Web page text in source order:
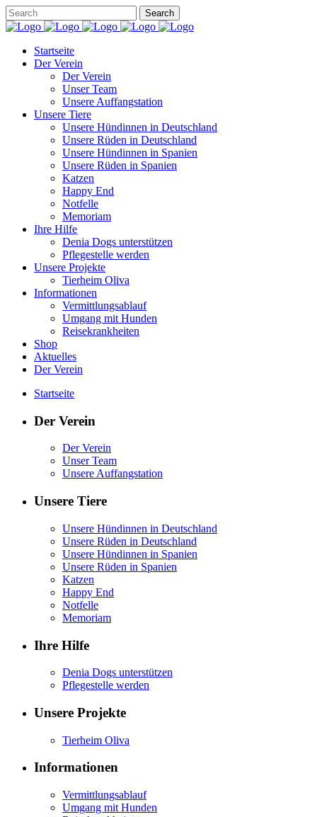
Startseite
Der Verein
Der Verein
Unser Team
Unsere Auffangstation
Unsere Tiere
Unsere Hündinnen in Deutschland
Unsere Rüden in Deutschland
Unsere Hündinnen in Spanien
Unsere Rüden in Spanien
Katzen
Happy End
Notfelle
Memoriam
Ihre Hilfe
Denia Dogs unterstützen
Pflegestelle werden
Unsere Projekte
Tierheim Oliva
Informationen
Vermittlungsablauf
Umgang mit Hunden
Reisekrankheiten
Shop
Aktuelles
Der Verein
Startseite
Der Verein
Der Verein
Unser Team
Unsere Auffangstation
Unsere Tiere
Unsere Hündinnen in Deutschland
Unsere Rüden in Deutschland
Unsere Hündinnen in Spanien
Unsere Rüden in Spanien
Katzen
Happy End
Notfelle
Memoriam
Ihre Hilfe
Denia Dogs unterstützen
Pflegestelle werden
Unsere Projekte
Tierheim Oliva
Informationen
Vermittlungsablauf
Umgang mit Hunden